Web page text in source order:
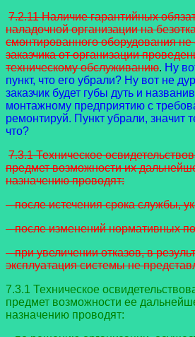
7.2.11 Наличие гарантийных
наладочной организации на
смонтированного оборудования
заказчика от организации
техническому обслуживанию. Ну
пункт, что его убрали? Ну вот не
заказчик будет губы дуть и
монтажному предприятию с
ремонтируй. Пункт убрали, значит
что?
7.3.1 Техническое
предмет возможности их
назначению проводят:
– после истечения срока службы,
– после изменений нормативных
– при увеличении отказов, в
эксплуатация системы не
7.3.1 Техническое
предмет возможности ее
назначению проводят: